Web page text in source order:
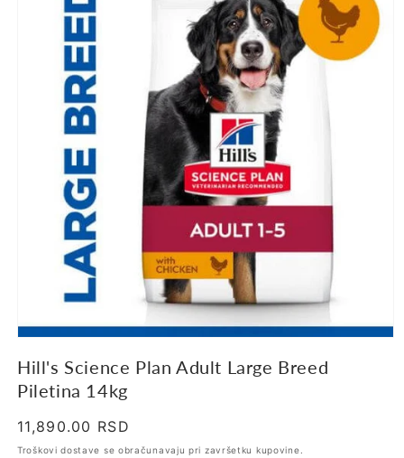
proizvodu
Hill's Science Plan Adult Large Breed
Piletina 14kg
Regularna
cena
11,890.00 RSD
Troškovi dostave se obračunavaju pri završetku kupovine.